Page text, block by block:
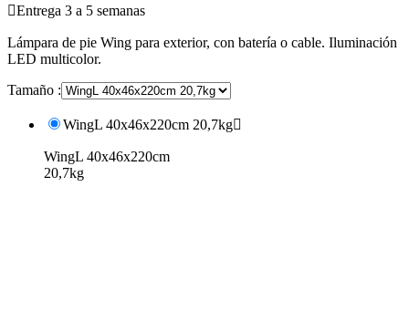
Entrega 3 a 5 semanas
Lámpara de pie Wing para exterior, con batería o cable. Iluminación
LED multicolor.
Tamaño :
WingL 40x46x220cm 20,7kg
WingL 40x46x220cm
20,7kg